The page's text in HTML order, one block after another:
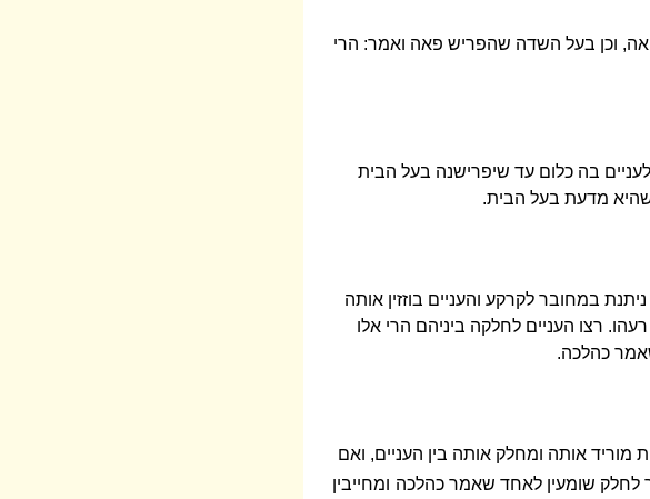
פאה, וכן בעל השדה שהפריש פאה ואמר: הרי
בה כלום עד שיפרישנה בעל הבית
מדעת בעל הבית.
במחובר לקרקע והעניים בוזזין אותה
רצו העניים לחלקה ביניהם הרי אלו
כהלכה.
מוריד אותה ומחלק אותה בין העניים, ואם
לחלק שומעין לאחד שאמר כהלכה ומחייבין